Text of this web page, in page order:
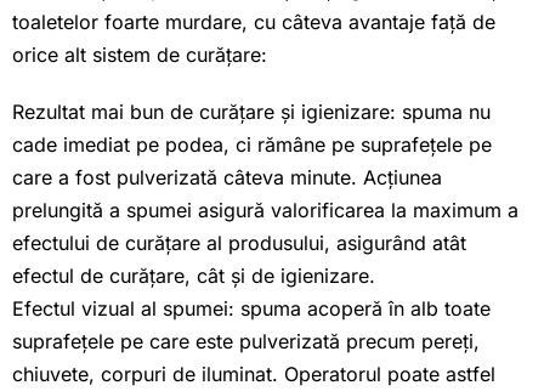
toaletelor foarte murdare, cu câteva avantaje față de
orice alt sistem de curățare:
Rezultat mai bun de curățare și igienizare: spuma nu
cade imediat pe podea, ci rămâne pe suprafețele pe
care a fost pulverizată câteva minute. Acțiunea
prelungită a spumei asigură valorificarea la maximum a
efectului de curățare al produsului, asigurând atât
efectul de curățare, cât și de igienizare.
Efectul vizual al spumei: spuma acoperă în alb toate
suprafețele pe care este pulverizată precum pereți,
chiuvete, corpuri de iluminat. Operatorul poate astfel